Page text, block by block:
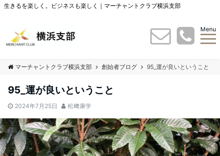
生きるを楽しく。ビジネスも楽しく｜マーチャントクラブ横浜支部
Menu
マーチャントクラブ横浜支部 創始者ブログ 95_運が良いということ
95_運が良いということ
2024年7月25日 松﨑康学